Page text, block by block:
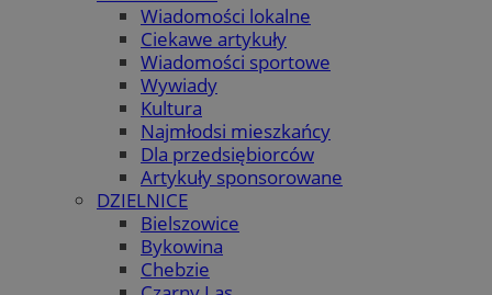
Wiadomości lokalne
Ciekawe artykuły
Wiadomości sportowe
Wywiady
Kultura
Najmłodsi mieszkańcy
Dla przedsiębiorców
Artykuły sponsorowane
DZIELNICE
Bielszowice
Bykowina
Chebzie